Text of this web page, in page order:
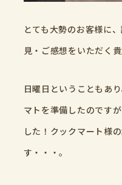
とても大勢のお客様に
見・ご感想をいただく
日曜日ということもあ
マトを準備したのです
した！クックマート様
す・・・。